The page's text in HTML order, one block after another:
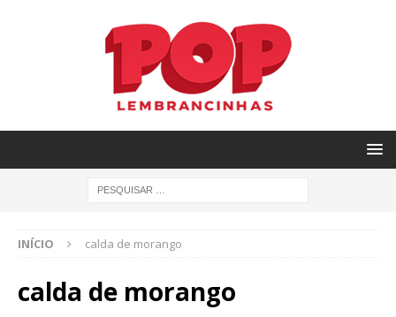
INÍCIO calda de morango
calda de morango